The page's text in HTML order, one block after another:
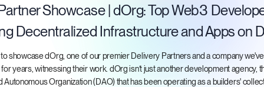
Showcase | dOrg: Top Web3
Decentralized Infrastructure and Apps on
showcase dOrg, one of our premier Delivery Partners and a company
years, witnessing their work. dOrg isn’t just another development agency,
Autonomous Organization (DAO) that has been operating as a builders'